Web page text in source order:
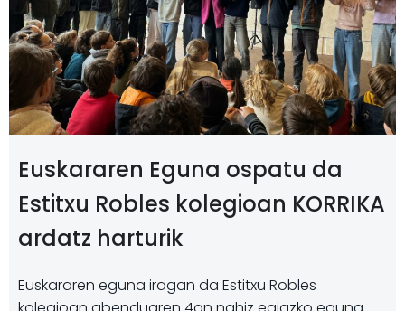
Euskararen Eguna ospatu da
Estitxu Robles kolegioan KORRIKA
ardatz harturik
Euskararen eguna iragan da Estitxu Robles